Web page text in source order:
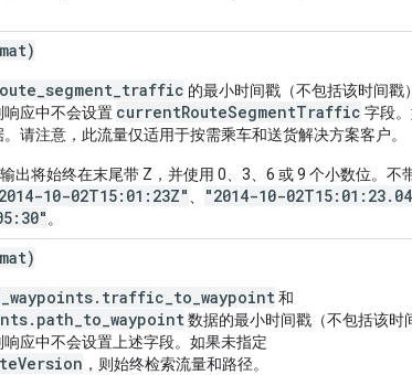
的最小时间戳（不包括该时间戳
应中不会设置 currentRouteSegmentTraffic 字段
请注意，此流量仅适用于按需乘车和送货解决方案客户。
出将始终在末尾带 Z，并使用 0、3、6 或 9 个小数位。不
10-02T15:01:23Z" "2014-10-
。
和
数据的最小时间戳（不包括该时
应中不会设置上述字段。如果未指定
，则始终检索流量和路径。